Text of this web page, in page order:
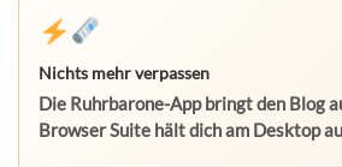
Nichts mehr verpassen
Die Ruhrbarone-App bringt den Blog
Browser Suite hält dich am Desktop